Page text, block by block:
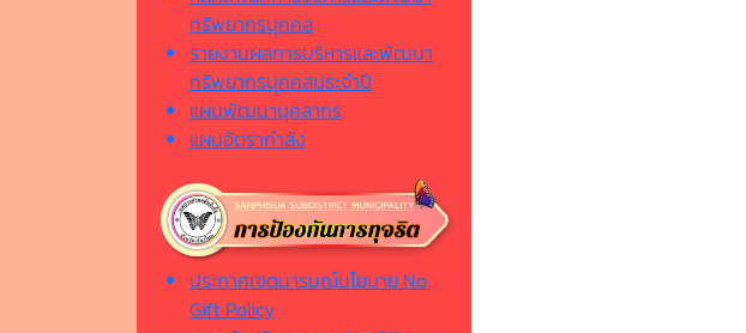
ทรัพยากรบุคคล
รายงานผลการบริหารและพัฒนา
ทรัพยากรบุคคลประจำปี
แผนพัฒนาบุคลากร
แผนอัตรากำลัง
ประกาศเจตนารมณ์นโยบาย No
Gift Policy